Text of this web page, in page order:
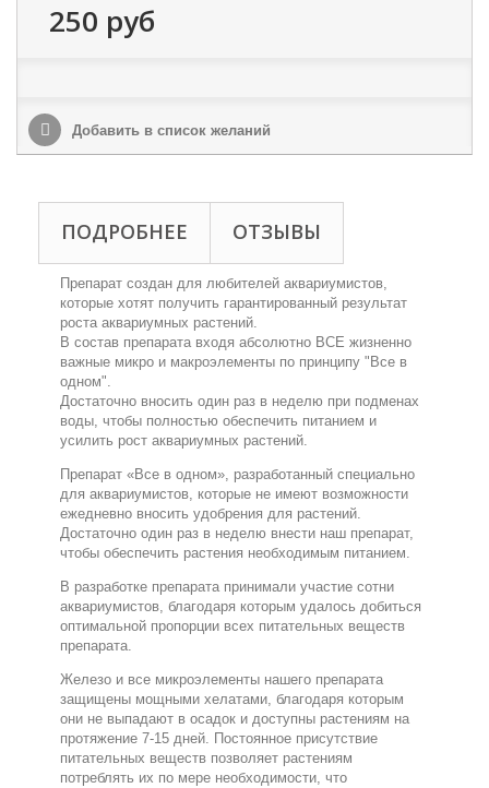
250 руб
Добавить в список желаний
ПОДРОБНЕЕ ОТЗЫВЫ
Препарат создан для любителей аквариумистов,
которые хотят получить гарантированный результат
роста аквариумных растений.
В состав препарата входя абсолютно ВСЕ жизненно
важные микро и макроэлементы по принципу "Все в
одном".
Достаточно вносить один раз в неделю при подменах
воды, чтобы полностью обеспечить питанием и
усилить рост аквариумных растений.
Препарат «Все в одном», разработанный специально
для аквариумистов, которые не имеют возможности
ежедневно вносить удобрения для растений.
Достаточно один раз в неделю внести наш препарат,
чтобы обеспечить растения необходимым питанием.
В разработке препарата принимали участие сотни
аквариумистов, благодаря которым удалось добиться
оптимальной пропорции всех питательных веществ
препарата.
Железо и все микроэлементы нашего препарата
защищены мощными хелатами, благодаря которым
они не выпадают в осадок и доступны растениям на
протяжение 7-15 дней. Постоянное присутствие
питательных веществ позволяет растениям
потреблять их по мере необходимости, что